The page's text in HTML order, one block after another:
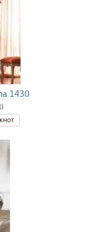
1430